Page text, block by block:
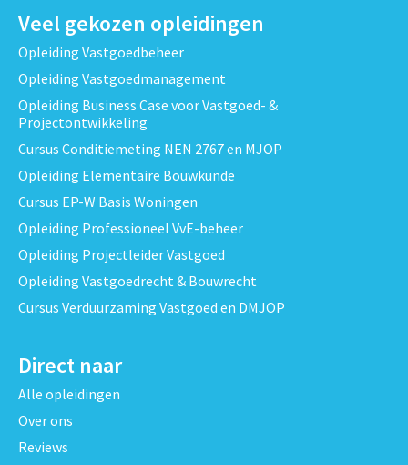
Veel gekozen opleidingen
Opleiding Vastgoedbeheer
Opleiding Vastgoedmanagement
Opleiding Business Case voor Vastgoed- &
Projectontwikkeling
Cursus Conditiemeting NEN 2767 en MJOP
Opleiding Elementaire Bouwkunde
Cursus EP-W Basis Woningen
Opleiding Professioneel VvE-beheer
Opleiding Projectleider Vastgoed
Opleiding Vastgoedrecht & Bouwrecht
Cursus Verduurzaming Vastgoed en DMJOP
Direct naar
Alle opleidingen
Over ons
Reviews